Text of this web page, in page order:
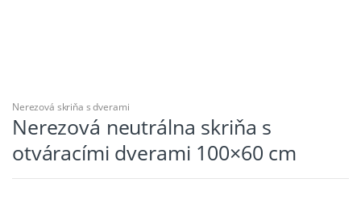
Nerezová skriňa s dverami
Nerezová neutrálna skriňa s
otváracími dverami 100×60 cm